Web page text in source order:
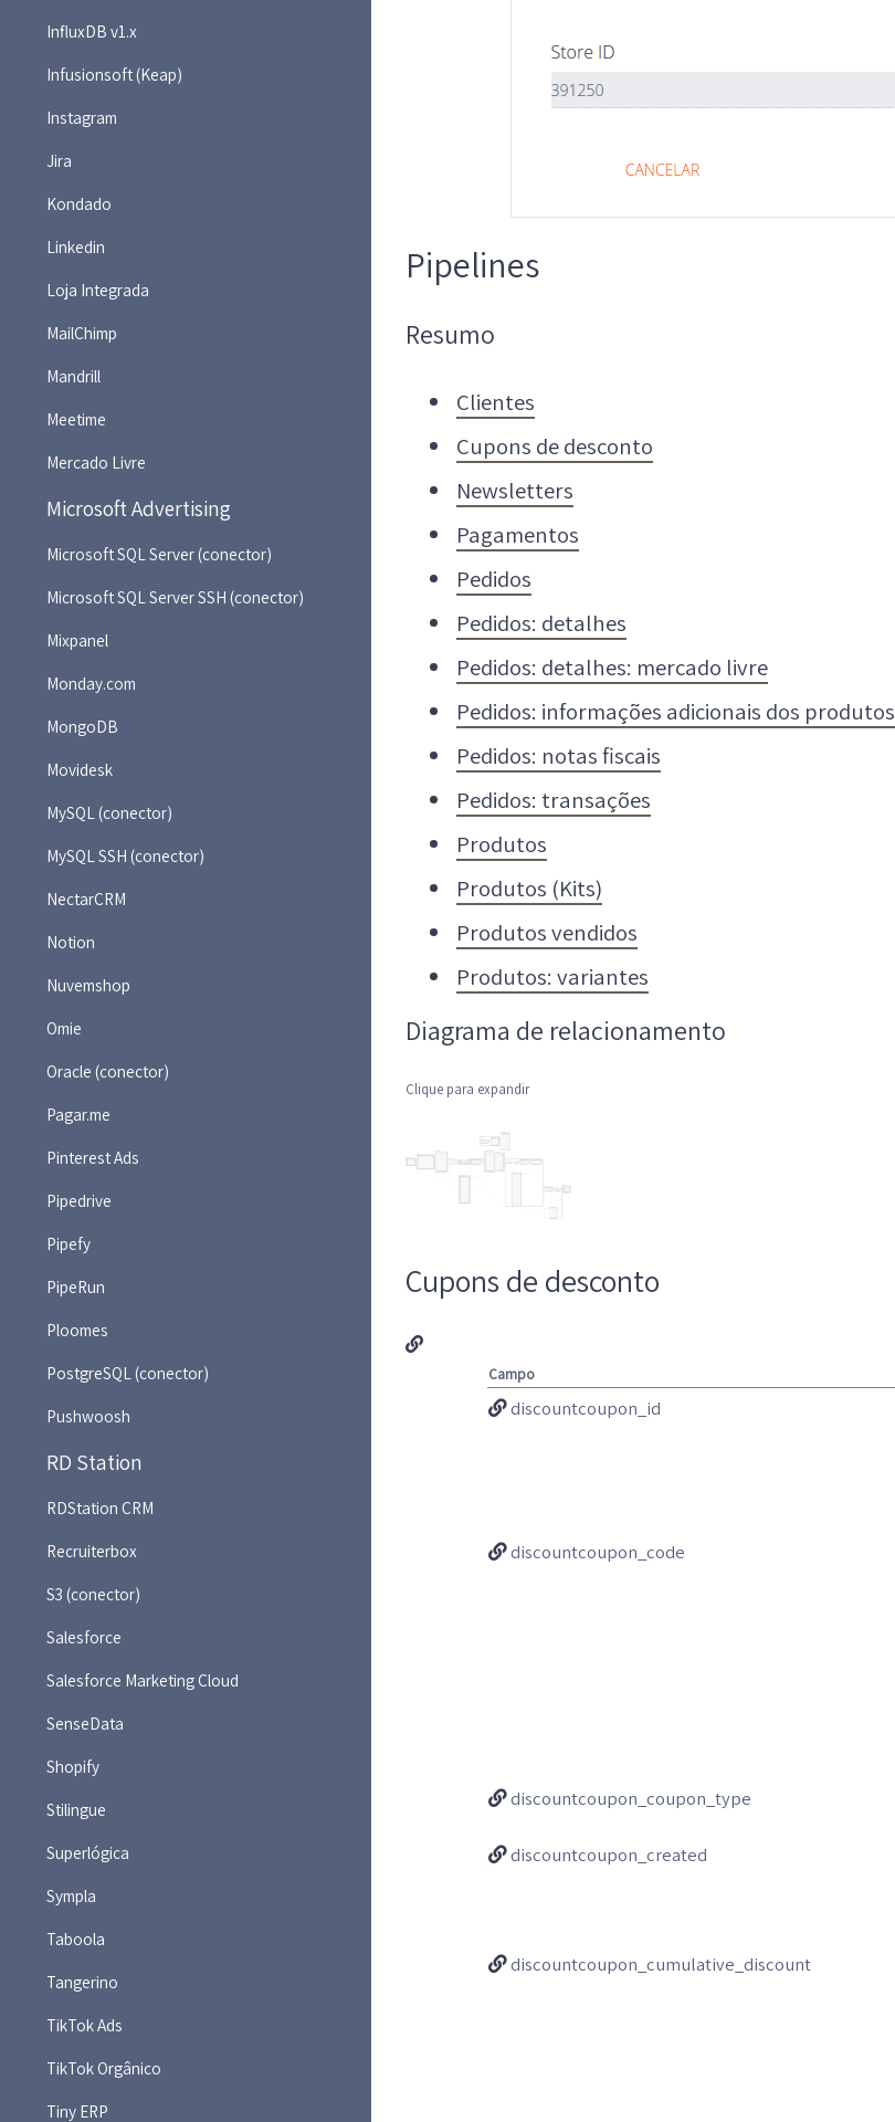
InfluxDB v1.x
Infusionsoft (Keap)
Instagram
Jira
Kondado
Linkedin
Loja Integrada
MailChimp
Mandrill
Meetime
Mercado Livre
Microsoft Advertising
Microsoft SQL Server (conector)
Microsoft SQL Server SSH (conector)
Mixpanel
Monday.com
MongoDB
Movidesk
MySQL (conector)
MySQL SSH (conector)
NectarCRM
Notion
Nuvemshop
Omie
Oracle (conector)
Pagar.me
Pinterest Ads
Pipedrive
Pipefy
PipeRun
Ploomes
PostgreSQL (conector)
Pushwoosh
RD Station
RDStation CRM
Recruiterbox
S3 (conector)
Salesforce
Salesforce Marketing Cloud
SenseData
Shopify
Stilingue
Superlógica
Sympla
Taboola
Tangerino
TikTok Ads
TikTok Orgânico
Tiny ERP
Pipelines
Resumo
Clientes
Cupons de desconto
Newsletters
Pagamentos
Pedidos
Pedidos: detalhes
Pedidos: detalhes: mercado livre
Pedidos: informações adicionais dos produtos
Pedidos: notas fiscais
Pedidos: transações
Produtos
Produtos (Kits)
Produtos vendidos
Produtos: variantes
Diagrama de relacionamento
Clique para expandir
Cupons de desconto
Campo
discountcoupon_id
discountcoupon_code
discountcoupon_coupon_type
discountcoupon_created
discountcoupon_cumulative_discount